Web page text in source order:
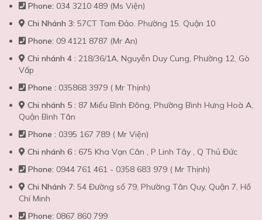
Phone: 034 3210 489 (Ms Viện)
Chi Nhánh 3: 57CT Tam Đảo. Phường 15. Quận 10
Phone: 09 4121 8787 (Mr An)
Chi nhánh 4 : 218/36/1A, Nguyễn Duy Cung, Phường 12, Gò
Vấp
Phone : 035868 3979 ( Mr Thịnh)
Chi nhánh 5 : 87 Miếu Bình Đông, Phường Bình Hưng Hoà A,
Quận Bình Tân
Phone : 0395 167 789 ( Mr Viện)
Chi nhánh 6 : 675 Kha Vạn Cân , P Linh Tây , Q Thủ Đức
Phone: 0944 761 461 - 0358 683 979 ( Mr Thịnh)
Chi Nhánh 7: 54 Đường số 79, Phường Tân Quy, Quận 7, Hồ
Chí Minh
Phone: 0867 860 799